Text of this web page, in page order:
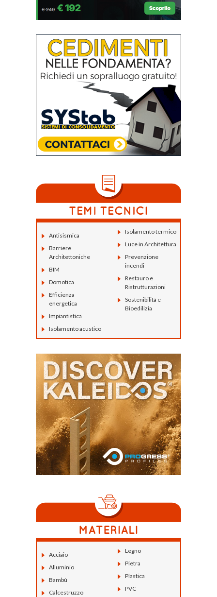
Antisismica
Barriere
Architettoniche
BIM
Domotica
Efficienza
energetica
Impiantistica
Isolamento acustico
Isolamento termico
Luce in Architettura
Prevenzione
incendi
Restauro e
Ristrutturazioni
Sostenibilità e
Bioedilizia
Acciaio
Alluminio
Bambù
Calcestruzzo
Legno
Pietra
Plastica
PVC